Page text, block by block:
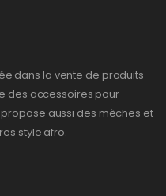
dans la vente de produits
des accessoires pour
aussi des mèches et
style afro.